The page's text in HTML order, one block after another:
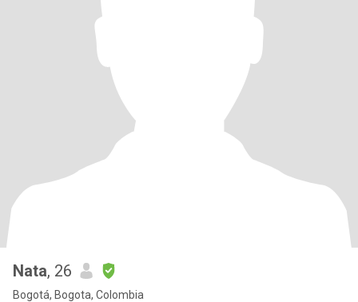
Nata, 26
Bogotá, Bogota, Colombia